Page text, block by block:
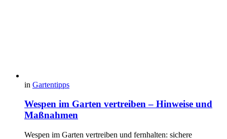
in Gartentipps
Wespen im Garten vertreiben – Hinweise und
Maßnahmen
Wespen im Garten vertreiben und fernhalten: sichere